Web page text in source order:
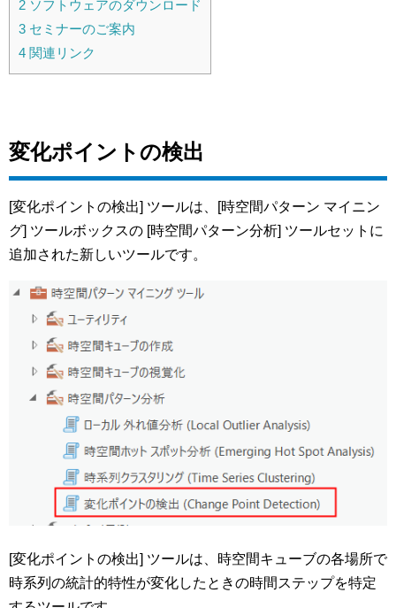
2 ソフトウェアのダウンロード
3 セミナーのご案内
4 関連リンク
変化ポイントの検出
[変化ポイントの検出] ツールは、[時空間パターン マイニン
グ] ツールボックスの [時空間パターン分析] ツールセットに
追加された新しいツールです。
[変化ポイントの検出] ツールは、時空間キューブの各場所で
時系列の統計的特性が変化したときの時間ステップを特定